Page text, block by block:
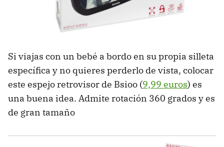
Si viajas con un bebé a bordo en su propia silleta
específica y no quieres perderlo de vista, colocar
este espejo retrovisor de Bsioo (9,99 euros) es
una buena idea. Admite rotación 360 grados y es
de gran tamaño